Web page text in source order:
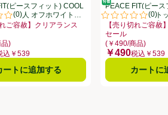
(0)
のレビューで5点中0.0点。
ピースフィット) COOL
プ 婦人 オフホワイトXL
ュ
ご容赦】クリアランス
名：【売り切れご容赦】クリアランスセール、、
)
込￥539
ートに追加する
オーガニック/有
(0)
評価は0件のレビ
PEACE FIT(ピース
コットンタンクト
ワイトXL トップバ
【売り切れご容赦
セール
お買い得品名：【
(￥490/商品)
価格
￥490税込￥539
カートに